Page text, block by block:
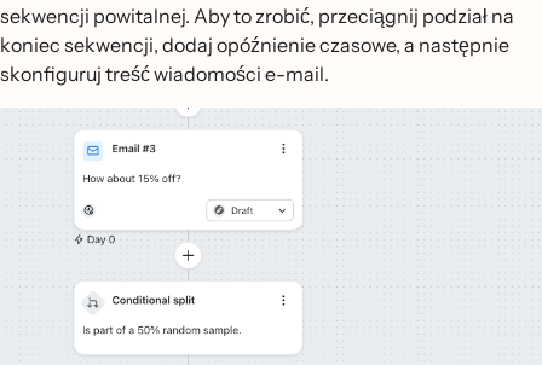
sekwencji powitalnej. Aby to zrobić, przeciągnij podział na
koniec sekwencji, dodaj opóźnienie czasowe, a następnie
skonfiguruj treść wiadomości e-mail.